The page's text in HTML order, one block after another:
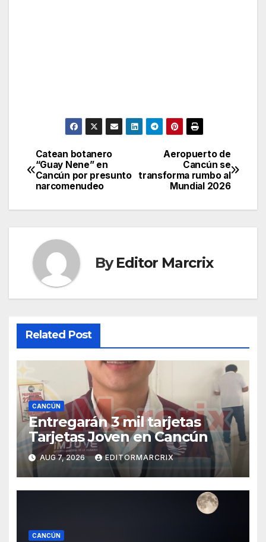
Post
navigation
Aeropuerto de
Cancún se
transforma rumbo al
Mundial 2026
Catean botanero
“Guay Nene” en
Cancún por presunto
narcomenudeo
ByEditor Marcrix
Related Post
CANCÚN
Entregarán 3 mil tarjetas
Tarjetas Joven en Cancún
AUG 7, 2026 EDITORMARCRIX
CANCÚN